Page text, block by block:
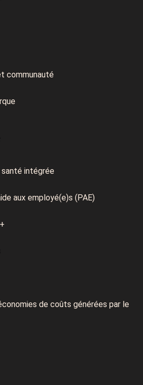
communauté
intégrée
aux employé(e)s (PAE)
de coûts générées par le